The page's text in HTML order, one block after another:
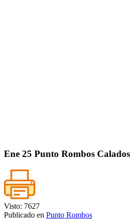
Ene 25 Punto Rombos
Visto: 7627
Publicado en Punto Rombos